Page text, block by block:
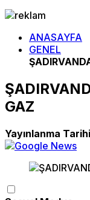
ANASAYFA
GENEL
GAZ
Yayınlanma